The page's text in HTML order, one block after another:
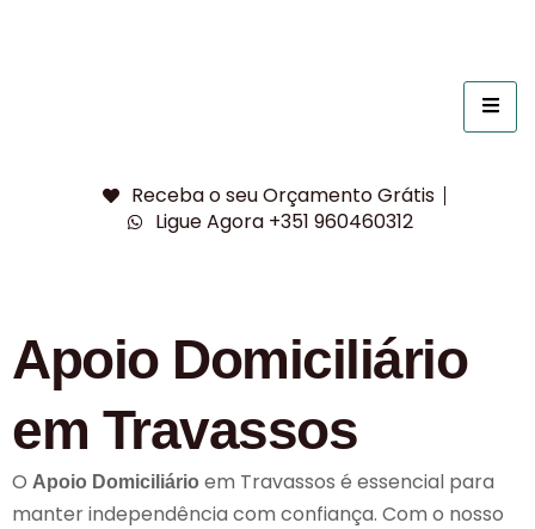
Receba o seu Orçamento Grátis
Ligue Agora +351 960460312
Apoio Domiciliário
em Travassos
O Apoio Domiciliário em Travassos é essencial para
manter independência com confiança. Com o nosso